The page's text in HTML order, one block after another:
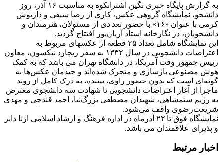
به گزارش پایگاه خبری نگین اشترانکوه به مناسبت ۱۶ آذر، روز
دانشجو، نمایشگاه گروهی عکس، کاری از رضا سیفی و داریوش
کرمی با عنوان «۱۶» با حضور تعدادی از مسئولان، هنرمندان و
دانشجویان، در نگارخانه استاد آریان‌پور افتتاح گردید.
این نمایشگاه شامل تعداد ۲۵ قطعه از عکسهای مربوط به
اعتراضات دانشجویی در سال ۱۳۳۲ به سفر ریچارد نیکسون، معاون
رییس جمهور وقت آمریکا، در دانشگاه تهران می باشد که به کمک
هوش مصنوعی بازسازی و متحرک شده‌اند و چیدمان عکس‌ها به
گونه‌ای است که بدون حضور راوی، بیننده، به درک کامل از روند
ماجرا از آغاز اعتراضات دانشجویی تا شهادت سه دانشجوی معترض
به رژیم ستمشاهی، شهیدان مصطفی بزرگ‌نیا، احمد قندچی و مهدی
شریعت‌رضوی واقف می‌شود.
نمایشگاه فوق تا ۲۲ آذرماه در اداره فرهنگ و ارشاد اسلامی ازنا دایر
و پذیرای علاقمندان می باشد.
اخبار مرتبط